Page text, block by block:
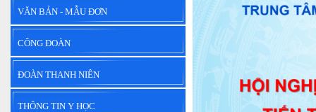
VĂN BẢN - MẪU ĐƠN
CÔNG ĐOÀN
ĐOÀN THANH NIÊN
THÔNG TIN Y HỌC